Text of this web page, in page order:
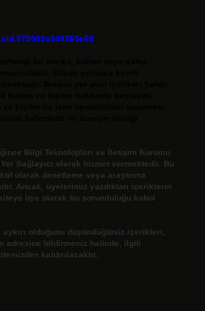
Bilgi Teknolojileri ve İletişim Kurumu
Sağlayıcı olarak hizmet vermektedir. Bu
olarak denetleme veya araştırma
Ancak, üyelerimiz yazdıkları içeriklerin
üye olarak bu sorumluluğu kabul
olduğunu düşündüğünüz içerikleri,
adresine bildirmeniz halinde, ilgili
kaldırılacaktır.